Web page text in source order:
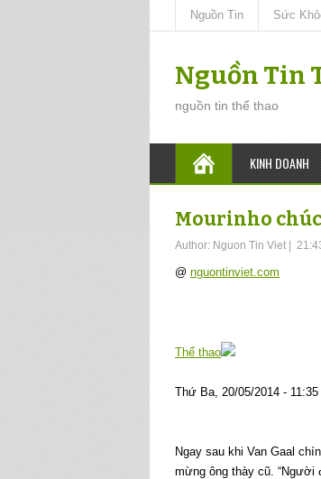
Nguồn Tin Sức
Nguồn Tin
nguồn tin thể thao
KINH DOANH
Mourinho
Author: Nguon Tin Viet
@ nguontinviet.com
Thể thao
Thứ Ba, 20/05/2014 - 11:35
Ngay sau khi Van Gaal
mừng ông thày cũ. “Người